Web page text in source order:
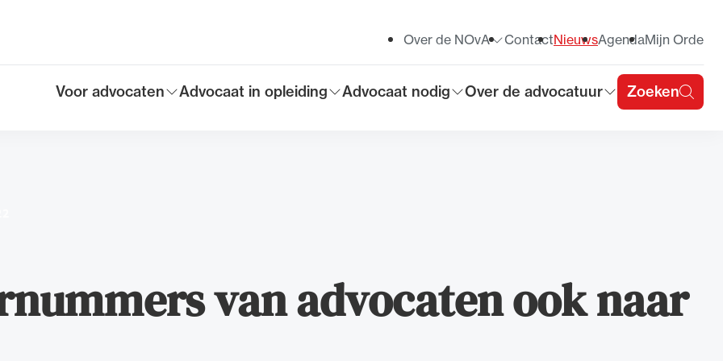
Toon submenu voor
Voor advocaten
Toon submenu voor
Advocaat in opleiding
Toon submenu voor
Advocaat nodig
Toon submenu voor
Over de advocatuur Zoeken
Toon submenu voor
Over de NOvA ContactNieuwsAgendaMijn Orde
van advocaten ook naar